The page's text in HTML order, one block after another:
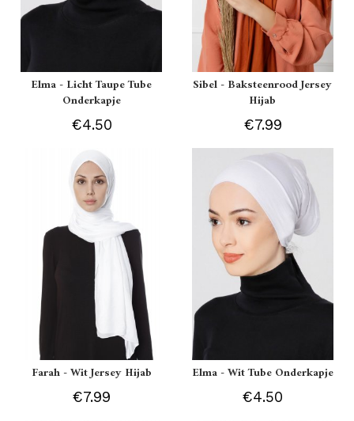
Elma - Licht Taupe Tube
Onderkapje
€4.50
Sibel - Baksteenrood Jersey
Hijab
€7.99
Farah - Wit Jersey Hijab
€7.99
Elma - Wit Tube Onderkapje
€4.50